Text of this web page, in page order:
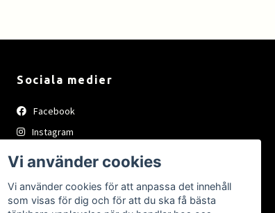
Sociala medier
Facebook
Instagram
Vi använder cookies
Vi använder cookies för att anpassa det innehåll
som visas för dig och för att du ska få bästa